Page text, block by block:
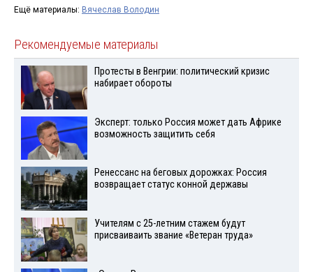
Ещё материалы: Вячеслав Володин
Рекомендуемые материалы
Протесты в Венгрии: политический кризис
набирает обороты
Эксперт: только Россия может дать Африке
возможность защитить себя
Ренессанс на беговых дорожках: Россия
возвращает статус конной державы
Учителям с 25-летним стажем будут
присваиваить звание «Ветеран труда»